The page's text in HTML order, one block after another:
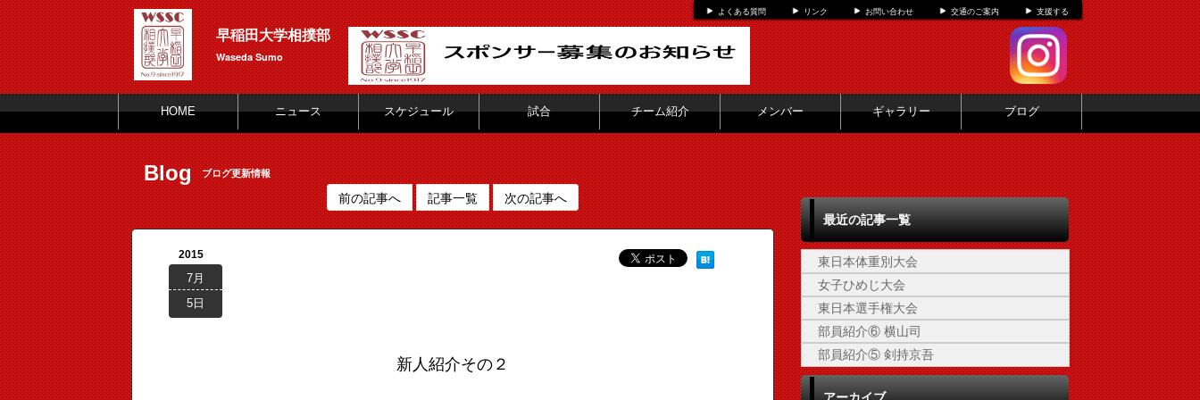
よくある質問 リンク お問い合わせ 交通のご案内 支援する
早稲田大学相撲部
Waseda Sumo
HOME ニュース スケジュール 試合 チーム紹介 メンバー ギャラリー ブログ
Blog ブログ更新情報
前の記事へ 記事一覧 次の記事へ
2015
7月
5日
新人紹介その２
最近の記事一覧
東日本体重別大会
女子ひめじ大会
東日本選手権大会
部員紹介⑥ 横山司
部員紹介⑤ 剣持京吾